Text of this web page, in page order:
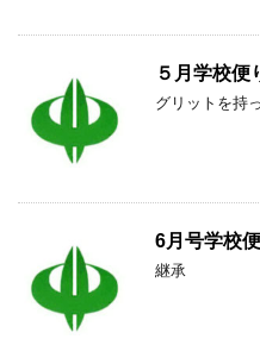
５月学校便
グリットを持
6月号学校
継承